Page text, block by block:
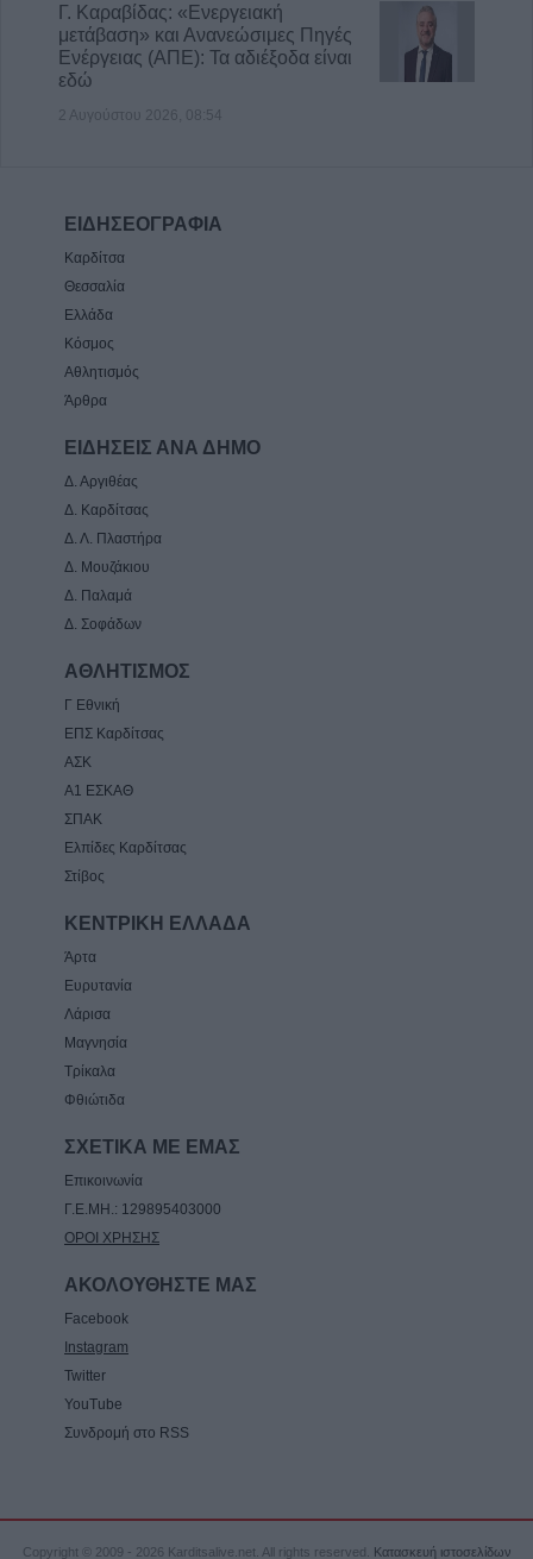
Γ. Καραβίδας: «Ενεργειακή
μετάβαση» και Ανανεώσιμες Πηγές
Ενέργειας (ΑΠΕ): Τα αδιέξοδα είναι
εδώ
2 Αυγούστου 2026, 08:54
ΕΙΔΗΣΕΟΓΡΑΦΙΑ
Καρδίτσα
Θεσσαλία
Ελλάδα
Κόσμος
Αθλητισμός
Άρθρα
ΕΙΔΗΣΕΙΣ ΑΝΑ ΔΗΜΟ
Δ. Αργιθέας
Δ. Καρδίτσας
Δ. Λ. Πλαστήρα
Δ. Μουζάκιου
Δ. Παλαμά
Δ. Σοφάδων
ΑΘΛΗΤΙΣΜΟΣ
Γ Εθνική
ΕΠΣ Καρδίτσας
ΑΣΚ
Α1 ΕΣΚΑΘ
ΣΠΑΚ
Ελπίδες Καρδίτσας
Στίβος
ΚΕΝΤΡΙΚΗ ΕΛΛΑΔΑ
Άρτα
Ευρυτανία
Λάρισα
Μαγνησία
Τρίκαλα
Φθιώτιδα
ΣΧΕΤΙΚΑ ΜΕ ΕΜΑΣ
Επικοινωνία
Γ.Ε.ΜΗ.: 129895403000
ΟΡΟΙ ΧΡΗΣΗΣ
ΑΚΟΛΟΥΘΗΣΤΕ ΜΑΣ
Facebook
Instagram
Twitter
YouTube
Συνδρομή στο RSS
Copyright © 2009 - 2026 Karditsalive.net. All rights reserved. Κατασκευή ιστοσελίδων